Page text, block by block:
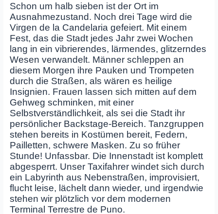
Schon um halb sieben ist der Ort im
Ausnahmezustand. Noch drei Tage wird die
Virgen de la Candelaria gefeiert. Mit einem
Fest, das die Stadt jedes Jahr zwei Wochen
lang in ein vibrierendes, lärmendes, glitzerndes
Wesen verwandelt. Männer schleppen an
diesem Morgen ihre Pauken und Trompeten
durch die Straßen, als wären es heilige
Insignien. Frauen lassen sich mitten auf dem
Gehweg schminken, mit einer
Selbstverständlichkeit, als sei die Stadt ihr
persönlicher Backstage-Bereich. Tanzgruppen
stehen bereits in Kostümen bereit, Federn,
Pailletten, schwere Masken. Zu so früher
Stunde! Unfassbar. Die Innenstadt ist komplett
abgesperrt. Unser Taxifahrer windet sich durch
ein Labyrinth aus Nebenstraßen, improvisiert,
flucht leise, lächelt dann wieder, und irgendwie
stehen wir plötzlich vor dem modernen
Terminal Terrestre de Puno.